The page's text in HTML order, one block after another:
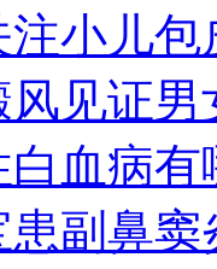
注小儿
风见证
白血病
患副鼻